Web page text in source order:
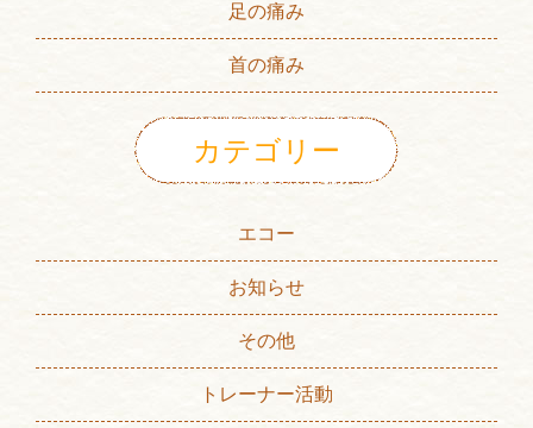
足の痛み
首の痛み
カテゴリー
エコー
お知らせ
その他
トレーナー活動